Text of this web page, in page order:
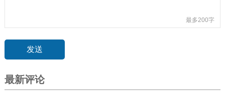
最多200字
最新评论